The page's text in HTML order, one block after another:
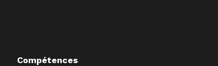
Compétences